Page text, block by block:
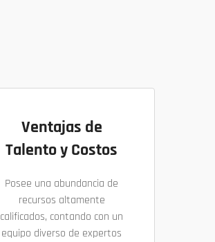
Ventajas de
Talento y Costos
Posee una abundancia de
recursos altamente
calificados, contando con un
equipo diverso de expertos